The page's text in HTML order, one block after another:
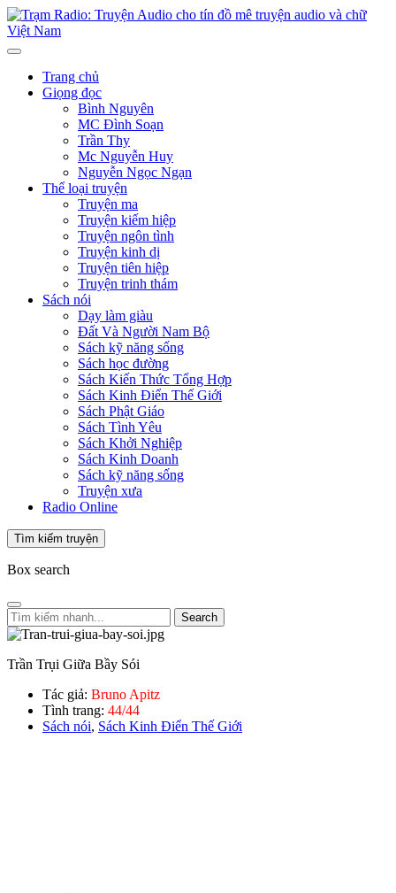
Trang chủ
Giọng đọc
Bình Nguyên
MC Đình Soạn
Trần Thy
Mc Nguyễn Huy
Nguyễn Ngọc Ngạn
Thể loại truyện
Truyện ma
Truyện kiếm hiệp
Truyện ngôn tình
Truyện kinh dị
Truyện tiên hiệp
Truyện trinh thám
Sách nói
Dạy làm giàu
Đất Và Người Nam Bộ
Sách kỹ năng sống
Sách học đường
Sách Kiến Thức Tổng Hợp
Sách Kinh Điển Thế Giới
Sách Phật Giáo
Sách Tình Yêu
Sách Khởi Nghiệp
Sách Kinh Doanh
Sách kỹ năng sống
Truyện xưa
Radio Online
Tìm kiếm truyện
Box search
Search
Trần Trụi Giữa Bầy Sói
Tác giả: Bruno Apitz
Tình trang: 44/44
Sách nói, Sách Kinh Điển Thế Giới